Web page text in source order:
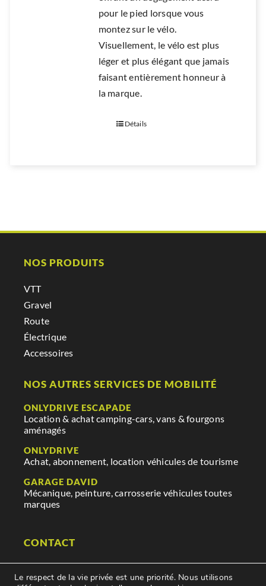
pour le pied lorsque vous
montez sur le vélo.
Visuellement, le vélo est plus
léger et plus élégant que jamais
faisant entièrement honneur à
la marque.
Détails
NOS PRODUITS
VTT
Gravel
Route
Électrique
Accessoires
NOS AUTRES SERVICES DE MOBILITÉ
ONLYDRIVE ESCAPADE
Location & achat camping-cars, vans & fourgons
aménagés
ONLYDRIVE
Achat, abonnement, location véhicules de tourisme
GARAGE DAVID
Mécanique, peinture, carrosserie véhicules toutes
marques
CONTACT
29 rue des mauges
85250 Saint Fulgent
Le respect de la vie privée est une priorité. Nous utilisons